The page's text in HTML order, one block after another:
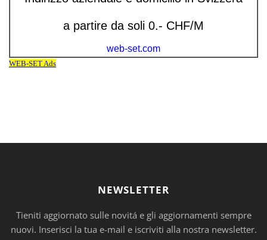
NEWSLETTER
Tieniti aggiornato sulle novitá e gli aggiornamenti sempre
nuovi. Inserisci la tua e-mail e iscriviti alla nostra newsletter.